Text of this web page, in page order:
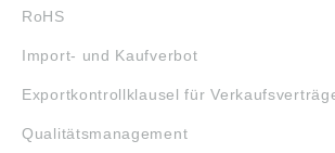
RoHS
Import- und Kaufverbot
Exportkontrollklausel für
Qualitätsmanagement